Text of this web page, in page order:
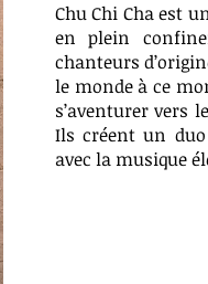
Chu Chi Cha est
en plein
chanteurs
le monde à ce
s’aventurer vers
Ils créent un
avec la musique